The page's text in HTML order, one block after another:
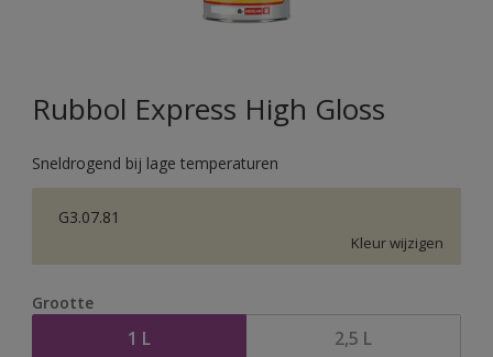
Rubbol Express High Gloss
Sneldrogend bij lage temperaturen
G3.07.81
Kleur wijzigen
Grootte
1 L 2,5 L